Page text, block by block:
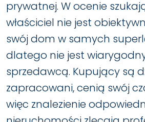
prywatnej. W ocenie
właściciel nie jest
swój dom w samych
dlatego nie jest
sprzedawcą. Kupujący są
zapracowani, cenią swój
więc znalezienie